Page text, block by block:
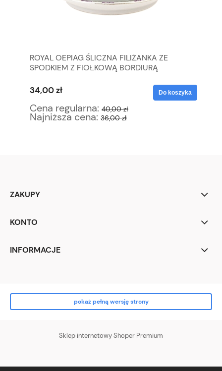
ROYAL OEPIAG ŚLICZNA FILIŻANKA ZE
SPODKIEM Z FIOŁKOWĄ BORDIURĄ
34,00 zł
Cena regularna: 40,00 zł
Najniższa cena: 36,00 zł
Do koszyka
ZAKUPY
KONTO
INFORMACJE
pokaż pełną wersję strony
Sklep internetowy Shoper Premium